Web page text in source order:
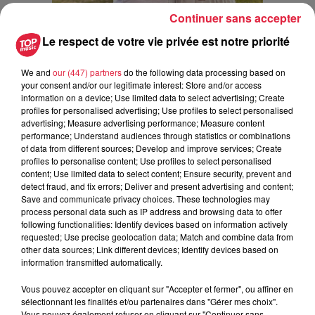
Estelle et Dan avec leurs deux ouvrages / @DR
Difficile de consigner tous vos souvenirs en une
interview, mais parlez-nous de vos deux plus grandes
joies et de vos deux plus grandes galères dans votre
tour du monde ?
Fiou ! il y en à tellement … Après tout, il ne peut pas y avoir
“d’Aventures” dans “Mésaventures”! Mais s’il fallait choisir ?
Une première grande épreuve remonte à notre passage en
Bolivie (Juin 2025), dans la région du Sud Lípez, à la
frontière chilienne. Nous voulions explorer ce parc d’altitude
exceptionnelle, décrite comme la plus violente depuis plus
d’une décennie. Nous étions à près de 5 000 mètres
Le respect de votre vie privée est notre priorité
We and our (447) partnersdo the following data processing based on
your consent and/or our legitimate interest: Store and/or access
information on a device; Use limited data to select advertising; Create
profiles for personalised advertising; Use profiles to select personalised
advertising; Measure advertising performance; Measure content
performance; Understand audiences through statistics or combinations
of data from different sources; Develop and improve services; Create
profiles to personalise content; Use profiles to select personalised
content; Use limited data to select content; Ensure security, prevent and
detect fraud, and fix errors; Deliver and present advertising and content;
Save and communicate privacy choices. These technologies may
process personal data such as IP address and browsing data to offer
following functionalities: Identify devices based on information actively
requested; Use precise geolocation data; Match and combine data from
other data sources; Link different devices; Identify devices based on
information transmitted automatically.
Vous pouvez accepter en cliquant sur "Accepter et fermer", ou affiner en
sélectionnant les finalités et/ou partenaires dans "Gérer mes choix".
Continuer sans accepter